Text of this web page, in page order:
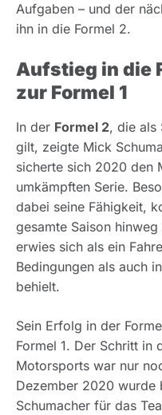
Aufgaben – und der
ihn in die Formel 2.
Aufstieg in die
zur Formel 1
In der Formel 2, die als
gilt, zeigte Mick
sicherte sich 2020 den
umkämpften Serie.
dabei seine Fähigkeit,
gesamte Saison
erwies sich als ein
Bedingungen als auch
behielt.
Sein Erfolg in der
Formel 1. Der Schritt in
Motorsports war nur
Dezember 2020 wurde
Schumacher für das